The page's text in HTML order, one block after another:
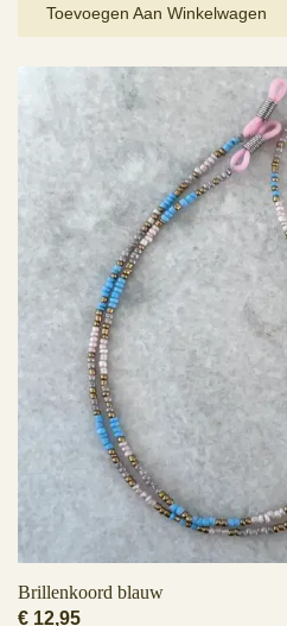
Toevoegen Aan Winkelwagen
Brillenkoord blauw
€ 12,95